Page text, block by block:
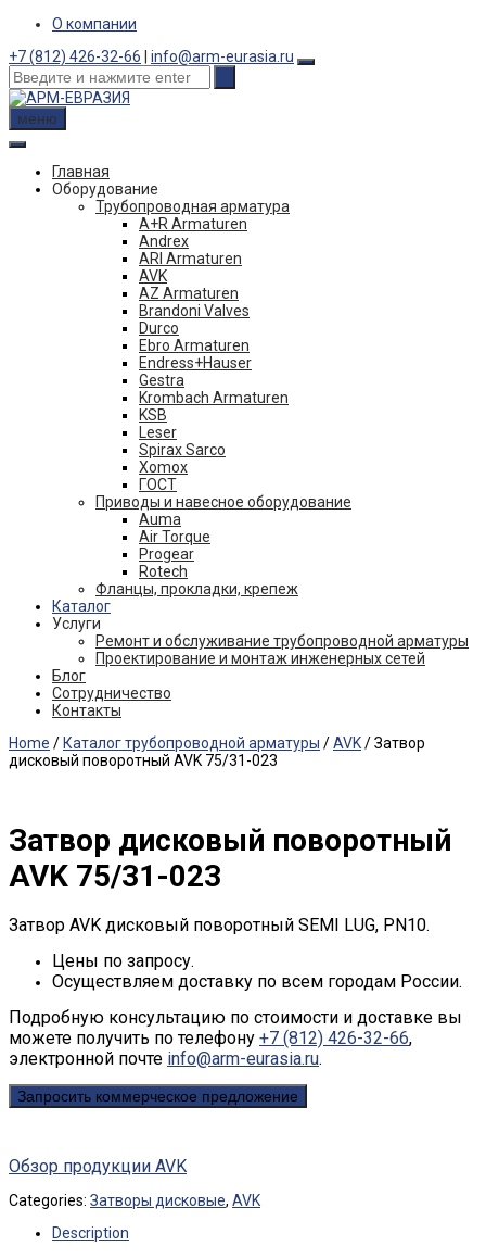
Skip
content
О компании
+7 (812) 426-32-66
info@arm-eurasia.ru
меню
Главная
Оборудование
Трубопроводная арматура
A+R Armaturen
Andrex
ARI Armaturen
AVK
AZ Armaturen
Brandoni Valves
Durco
Ebro Armaturen
Endress+Hauser
Gestra
Krombach Armaturen
KSB
Leser
Spirax Sarco
Xomox
ГОСТ
Приводы и навесное оборудование
Auma
Air Torque
Progear
Rotech
Фланцы, прокладки, крепеж
Каталог
Услуги
Ремонт и обслуживание трубопроводной арматуры
Проектирование и монтаж инженерных сетей
Блог
Сотрудничество
Контакты
Home / Каталог трубопроводной арматуры /AVK/ Затвор
дисковый поворотный AVK 75/31-023
Затвор дисковый поворотный
AVK 75/31-023
Затвор AVK дисковый поворотный SEMI LUG, PN10.
Цены по запросу.
Осуществляем доставку по всем городам России.
Подробную консультацию по стоимости и доставке вы
можете получить по телефону +7 (812) 426-32-66,
электронной почте info@arm-eurasia.ru.
Запросить коммерческое предложение
Обзор продукции AVK
Categories: Затворы дисковые, AVK
Description